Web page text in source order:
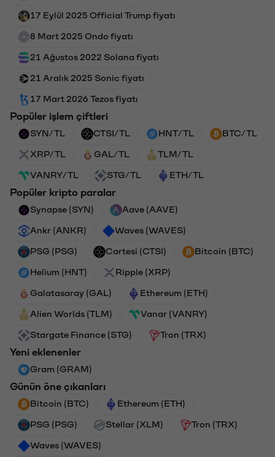
17 Eylül 2025 Official Trump fiyatı
8 Mart 2025 Ondo fiyatı
21 Ağustos 2022 Solana fiyatı
21 Aralık 2025 Sonic fiyatı
17 Mart 2026 Tezos fiyatı
Popüler işlem çiftleri
SYN/TL CTSI/TL HNT/TL BTC/TL
XRP/TL GAL/TL TLM/TL
VANRY/TL STG/TL ETH/TL
Popüler kripto paralar
Synapse (SYN) Aave (AAVE)
Ankr (ANKR) Waves (WAVES)
PSG (PSG) Cartesi (CTSI) Bitcoin (BTC)
Helium (HNT) Ripple (XRP)
Galatasaray (GAL) Ethereum (ETH)
Alien Worlds (TLM) Vanar (VANRY)
Stargate Finance (STG) Tron (TRX)
Yeni eklenenler
Gram (GRAM)
Günün öne çıkanları
Bitcoin (BTC) Ethereum (ETH)
PSG (PSG) Stellar (XLM) Tron (TRX)
Waves (WAVES)